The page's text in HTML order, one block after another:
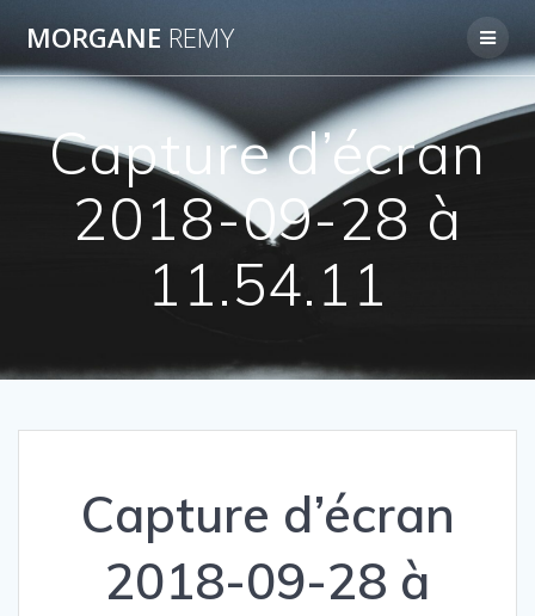
MORGANE REMY
Capture d’écran
2018-09-28 à
11.54.11
Capture d’écran
2018-09-28 à